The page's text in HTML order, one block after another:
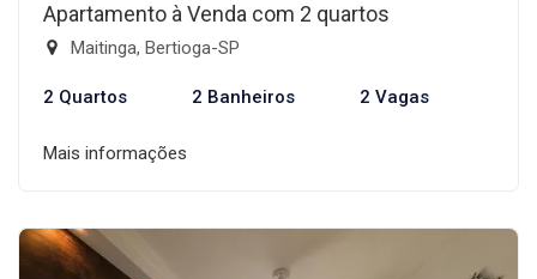
Apartamento à Venda com 2 quartos
Maitinga, Bertioga-SP
2 Quartos 2 Banheiros 2 Vagas
Mais informações